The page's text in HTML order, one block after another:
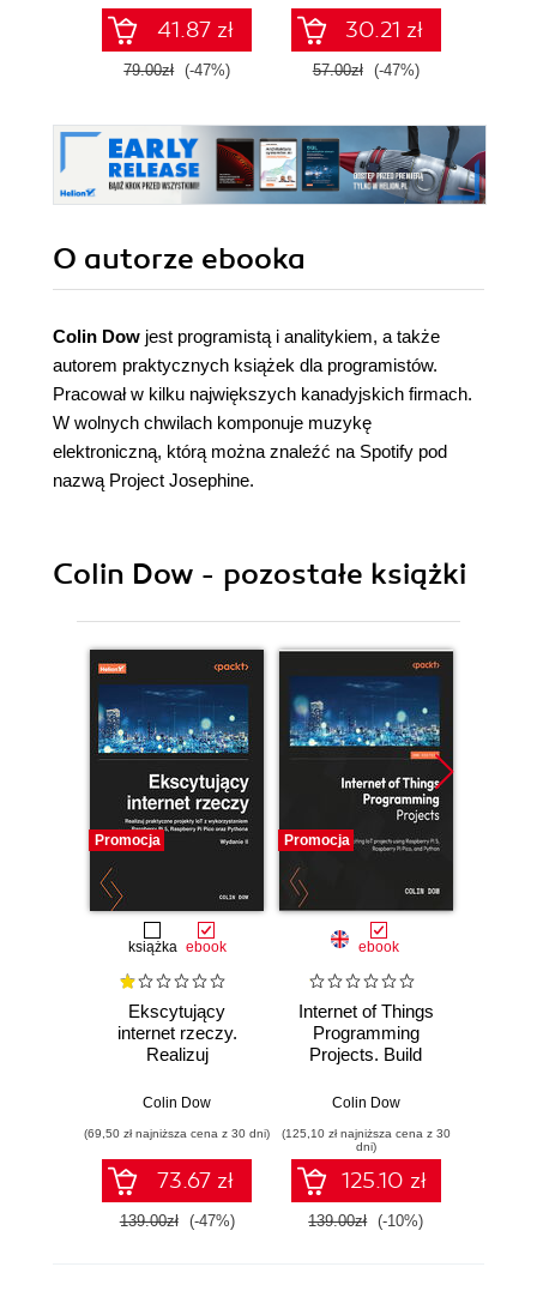
41.87 zł
79.00zł (-47%)
30.21 zł
57.00zł (-47%)
O autorze ebooka
Colin Dow jest programistą i analitykiem, a także
autorem praktycznych książek dla programistów.
Pracował w kilku największych kanadyjskich firmach.
W wolnych chwilach komponuje muzykę
elektroniczną, którą można znaleźć na Spotify pod
nazwą Project Josephine.
Colin Dow - pozostałe książki
Promocja
książka ebook
Ekscytujący
internet rzeczy.
Realizuj
projekty IoT z
Raspberry Pi 5,
Raspberry Pi Pico
oraz Pythona.
Wydanie II
Colin Dow
(69,50 zł najniższa cena z 30 dni)
73.67 zł
139.00zł (-47%)
Promocja
ebook
Internet of Things
Programming
Projects. Build
projects using
Raspberry Pi Pico,
and Python -
Second Edition
Colin Dow
(125,10 zł najniższa cena z 30
dni)
125.10 zł
139.00zł (-10%)